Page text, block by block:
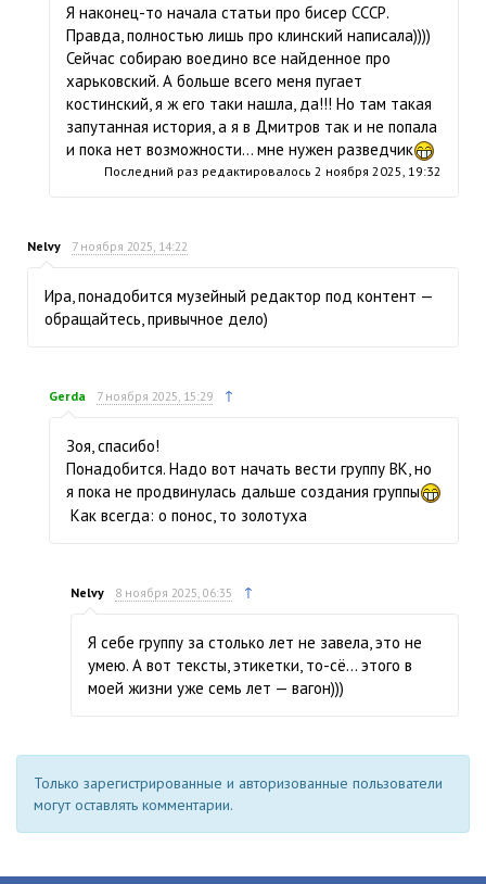
Я наконец-то начала статьи про бисер СССР.
Правда, полностью лишь про клинский написала))))
Сейчас собираю воедино все найденное про
харьковский. А больше всего меня пугает
костинский, я ж его таки нашла, да!!! Но там такая
запутанная история, а я в Дмитров так и не попала
и пока нет возможности… мне нужен разведчик
Последний раз редактировалось 2 ноября 2025, 19:32
Nelvy 7 ноября 2025, 14:22
Ира, понадобится музейный редактор под контент —
обращайтесь, привычное дело)
Gerda 7 ноября 2025, 15:29 ↑
Зоя, спасибо!
Понадобится. Надо вот начать вести группу ВК, но
я пока не продвинулась дальше создания группы
Как всегда: о понос, то золотуха
Nelvy 8 ноября 2025, 06:35 ↑
Я себе группу за столько лет не завела, это не
умею. А вот тексты, этикетки, то-сё… этого в
моей жизни уже семь лет — вагон)))
Только зарегистрированные и авторизованные пользователи
могут оставлять комментарии.